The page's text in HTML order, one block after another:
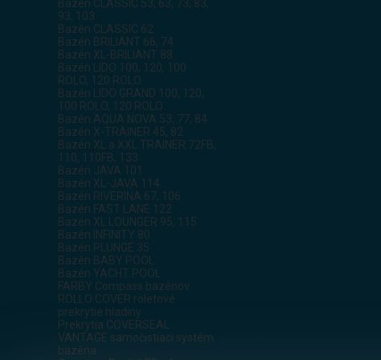
Bazén CLASSIC 53, 63, 73, 83,
93, 103
Bazén CLASSIC 62
Bazén BRILIANT 66, 74
Bazén XL-BRILIANT 88
Bazén LIDO 100, 120, 100
ROLO, 120 ROLO
Bazén LIDO GRAND 100, 120,
100 ROLO, 120 ROLO
Bazén AQUA NOVA 53, 77, 84
Bazén X-TRAINER 45, 82
Bazén XL a XXL TRAINER 72FB,
110, 110FB, 133
Bazén JAVA 101
Bazén XL-JAVA 114
Bazén RIVERINA 67, 106
Bazén FAST LANE 122
Bazén XL LOUNGER 95, 115
Bazén INFINITY 80
Bazén PLUNGE 35
Bazén BABY POOL
Bazén YACHT POOL
FARBY Compass bazénov
ROLLO COVER roletové
prekrytie hladiny
Prekrytia COVERSEAL
VANTAGE samočistiaci systém
bazéna